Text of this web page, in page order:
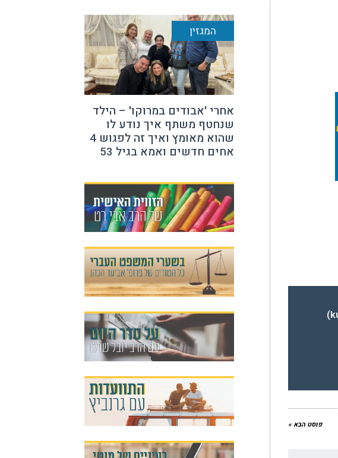
פוסט הבא »
המגזין
אחרי 'אבודים במרוקו' – הילד
שנחטף משתף איך נודע לו
שהוא מאומץ ואיך זה לפגוש 4
אחים חדשים ואמא בגיל 53